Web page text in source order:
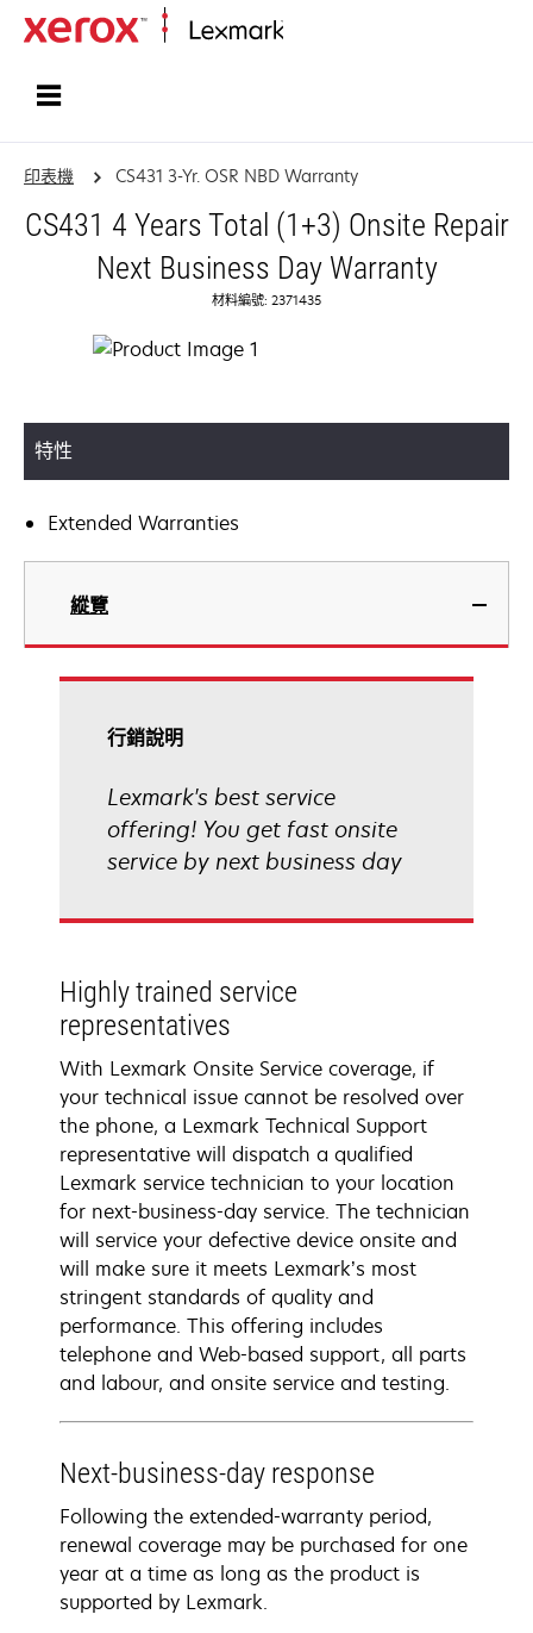
印表機 CS431 3-Yr. OSR NBD Warranty
CS431 4 Years Total (1+3) Onsite Repair
Next Business Day Warranty
材料編號: 2371435
特性
Extended Warranties
縱覽
行銷說明
Lexmark's best service
offering! You get fast onsite
service by next business day
Highly trained service
representatives
With Lexmark Onsite Service coverage, if
your technical issue cannot be resolved over
the phone, a Lexmark Technical Support
representative will dispatch a qualified
Lexmark service technician to your location
for next-business-day service. The technician
will service your defective device onsite and
will make sure it meets Lexmark’s most
stringent standards of quality and
performance. This offering includes
telephone and Web-based support, all parts
and labour, and onsite service and testing.
Next-business-day response
Following the extended-warranty period,
renewal coverage may be purchased for one
year at a time as long as the product is
supported by Lexmark.